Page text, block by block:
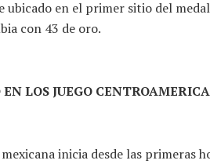
ubicado en el primer sitio del
con 43 de oro.
LOS JUEGO
inicia desde las primeras